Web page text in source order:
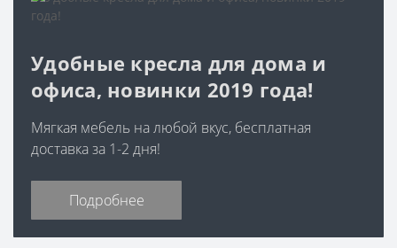
Удобные кресла для дома и
офиса, новинки 2019 года!
Мягкая мебель на любой вкус, бесплатная
доставка за 1-2 дня!
Подробнее